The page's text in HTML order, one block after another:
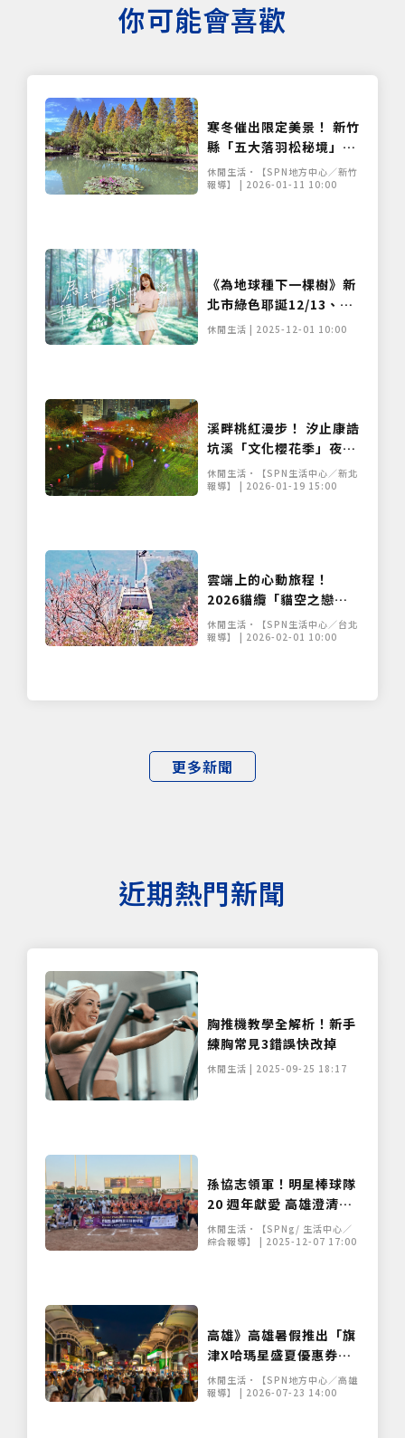
你可能會喜歡
更多新聞
寒冬催出限定美景！ 新竹
縣「五大落羽松秘境」染
紅冬日浪漫
休閒生活•【SPN地方中心／新竹
報導】 | 2026-01-11 10:00
《為地球種下一棵樹》新
北市綠色耶誕12/13、14
日快閃贈苗
休閒生活 | 2025-12-01 10:00
溪畔桃紅漫步！ 汐止康誥
坑溪「文化櫻花季」夜間
點燈 浪漫夜櫻首度登場
休閒生活•【SPN生活中心／新北
報導】 | 2026-01-19 15:00
雲端上的心動旅程！
2026貓纜「貓空之戀」
限量套票即日起開賣
休閒生活•【SPN生活中心／台北
報導】 | 2026-02-01 10:00
近期熱門新聞
胸推機教學全解析！新手
練胸常見3錯誤快改掉
休閒生活 | 2025-09-25 18:17
孫協志領軍！明星棒球隊
20 週年獻愛 高雄澄清湖
冬日送暖
休閒生活•【SPNg/ 生活中心／
綜合報導】 | 2025-12-07 17:00
高雄》高雄暑假推出「旗
津X哈瑪星盛夏優惠券」
串聯交通、住宿與商圈搶
攻夏日觀光
休閒生活•【SPN地方中心／高雄
報導】 | 2026-07-23 14:00
僅必需的Cookies 同意